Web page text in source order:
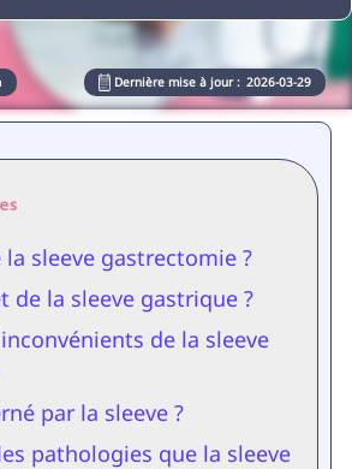
Dernière mise à jour : 2026-03-29
la sleeve gastrectomie ?
de la sleeve gastrique ?
de la sleeve
par la sleeve ?
pathologies que la sleeve